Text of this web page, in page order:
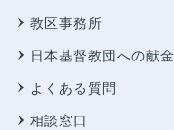
教区事務所
日本基督教団への献金
よくある質問
相談窓口